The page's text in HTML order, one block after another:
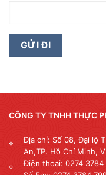
CÔNG TY TNHH THỰC
Địa chỉ: Số 08, Đại lộ
An,TP. Hồ Chí Minh,
Điện thoại: 0274 3784